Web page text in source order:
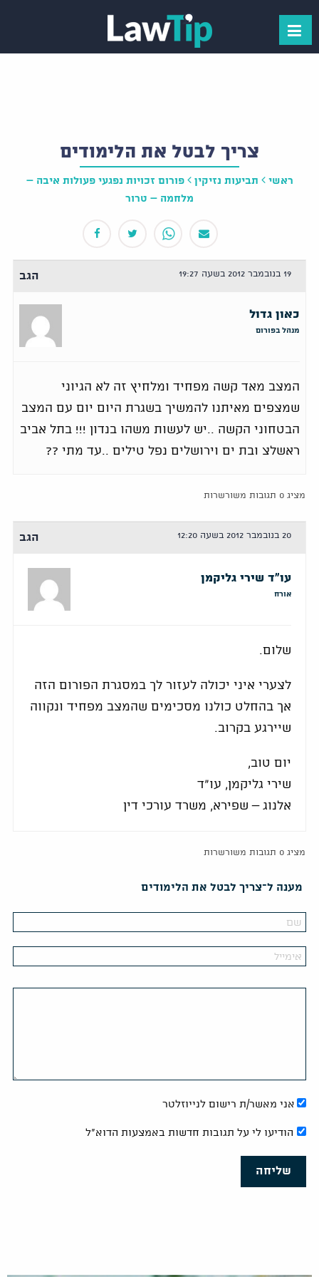
צריך לבטל את הלימודים
ראשי תביעות נזיקין
פורום זכויות נפגעי פעולות איבה –
מלחמה – טרור
19 בנובמבר 2012 בשעה 19:27 הגב
כאון גדול
מנהל בפורום
המצב מאד קשה מפחיד ומלחיץ זה לא הגיוני
שמצפים מאיתנו להמשיך בשגרת היום יום עם המצב
הבטחוני הקשה ..יש לעשות משהו בנדון !!! בתל אביב
ראשלצ ובת ים וירושלים נפל טילים ..עד מתי ??
מציג 0 תגובות משורשרות
20 בנובמבר 2012 בשעה 12:20 הגב
עו"ד שירי גליקמן
אורח
שלום.
לצערי איני יכולה לעזור לך במסגרת הפורום הזה
אך בהחלט כולנו מסכימים שהמצב מפחיד ונקווה
שיירגע בקרוב.
יום טוב,
שירי גליקמן, עו"ד
אלנוג – שפירא, משרד עורכי דין
מציג 0 תגובות משורשרות
מענה ל־צריך לבטל את הלימודים
אני מאשר/ת רישום לנייוזלטר
הודיעו לי על תגובות חדשות באמצעות הדוא"ל
שליחה